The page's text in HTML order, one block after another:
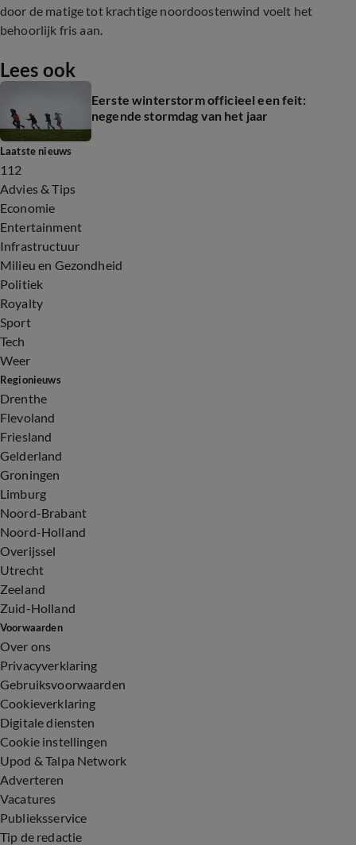
door de matige tot krachtige noordoostenwind voelt het
behoorlijk fris aan.
Lees ook
Eerste winterstorm officieel een feit:
negende stormdag van het jaar
Laatste nieuws
112
Advies & Tips
Economie
Entertainment
Infrastructuur
Milieu en Gezondheid
Politiek
Royalty
Sport
Tech
Weer
Regionieuws
Drenthe
Flevoland
Friesland
Gelderland
Groningen
Limburg
Noord-Brabant
Noord-Holland
Overijssel
Utrecht
Zeeland
Zuid-Holland
Voorwaarden
Over ons
Privacyverklaring
Gebruiksvoorwaarden
Cookieverklaring
Digitale diensten
Cookie instellingen
Upod & Talpa Network
Adverteren
Vacatures
Publieksservice
Tip de redactie